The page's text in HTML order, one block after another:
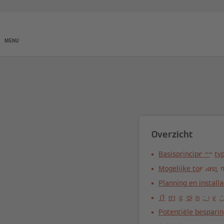
MENU
Overzicht
Basisprincipe en
Mogelijke
Planning en
Thermprotect:
Potentiële